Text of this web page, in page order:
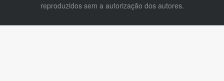
reproduzidos sem a autorização dos autores.